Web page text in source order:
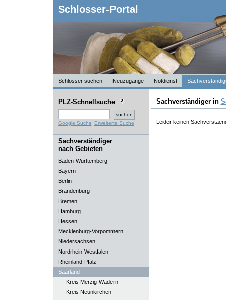
Schlosser-Portal
Schlosser suchen Neuzugänge Notdienst
PLZ-Schnellsuche
Google Suche Erweiterte Suche
Sachverständiger
nach Gebieten
Baden-Württemberg
Bayern
Berlin
Brandenburg
Bremen
Hamburg
Hessen
Mecklenburg-Vorpommern
Niedersachsen
Nordrhein-Westfalen
Rheinland-Pfalz
Saarland
Kreis Merzig-Wadern
Kreis Neunkirchen
Sachverständiger in
Leider keinen